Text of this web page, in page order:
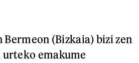
(Bizkaia) bizi zen
urteko emakume